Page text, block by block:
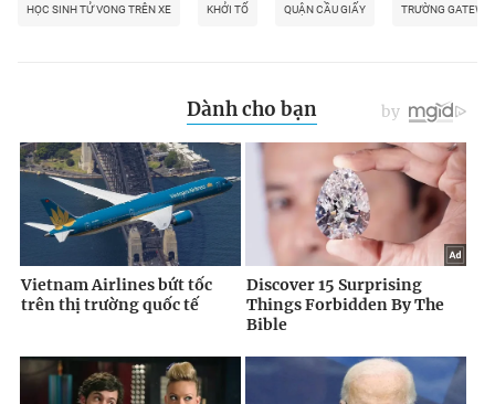
HỌC SINH TỬ VONG TRÊN XE KHỞI TỐ QUẬN CẦU GIẤY TRƯỜNG